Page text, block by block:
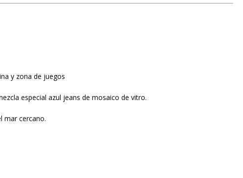
y zona de juegos
especial azul jeans de mosaico de vitro.
mar cercano.